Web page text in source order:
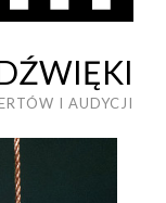
ArturBURSZTA
I AUDYCJI